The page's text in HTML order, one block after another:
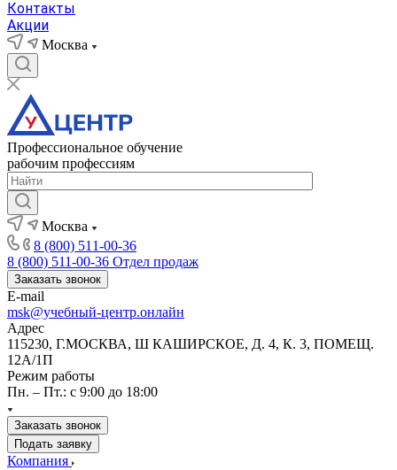
Контакты
Акции
Москва
Профессиональное обучение
рабочим профессиям
Москва
8 (800) 511-00-36
8 (800) 511-00-36 Отдел продаж
Заказать звонок
E-mail
msk@учебный-центр.онлайн
Адрес
115230, Г.МОСКВА, Ш КАШИРСКОЕ, Д. 4, К. 3, ПОМЕЩ.
12А/1П
Режим работы
Пн. – Пт.: с 9:00 до 18:00
Заказать звонок
Подать заявку
Компания